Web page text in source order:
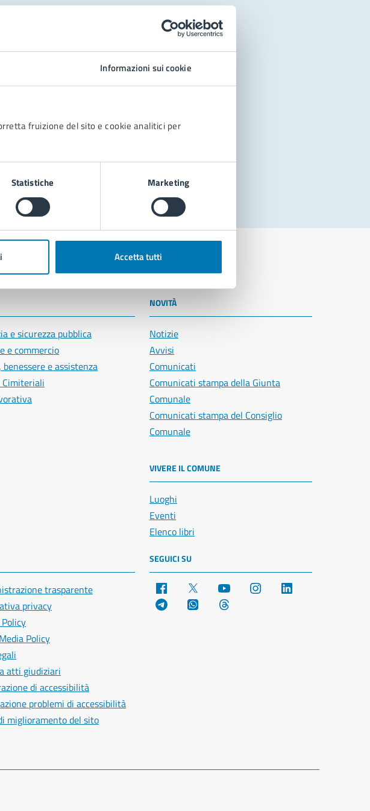
Informazioni sui cookie
fruizione del sito e cookie analitici per
Statistiche Marketing
Accetta tutti
e sicurezza pubblica
e commercio
e assistenza
NOVITÀ
Notizie
Avvisi
Comunicati
Comunicati stampa della Giunta
Comunale
Comunicati stampa del Consiglio
Comunale
VIVERE IL COMUNE
Luoghi
Eventi
Elenco libri
trasparente
privacy
Policy
atti giudiziari
di accessibilità
problemi di accessibilità
miglioramento del sito
SEGUICI SU
Facebook YouTube Instagram
Telegram WhatsApp